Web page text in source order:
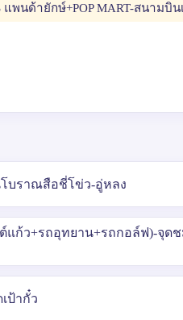
แพนด้ายักษ์+POP MART-สนามบิ
โบราณสือชี่โข่ว-อู่หลง
ก้ว+รถอุทยาน+รถกอล์ฟ)-จุดช
ป้ากั๋ว